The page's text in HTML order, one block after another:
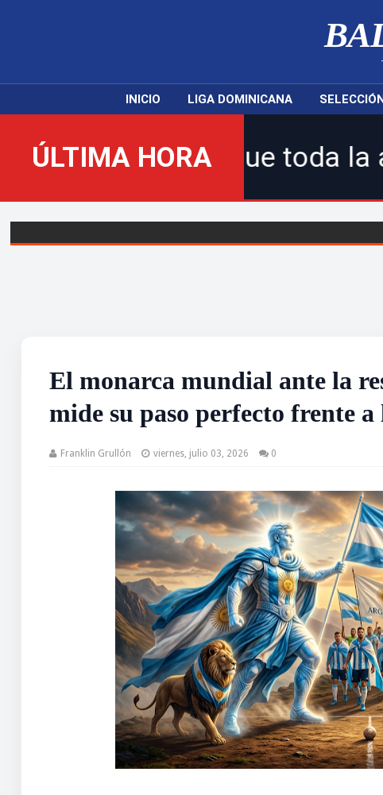
INICIO LIGA DOMINICANA
ÚLTIMA HORA
toda la acción de la
El monarca mundial ante la
mide su paso perfecto frente
Franklin Grullón viernes, julio 03, 2026 0